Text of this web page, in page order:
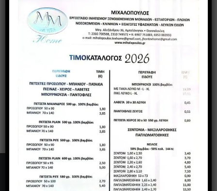
Γιάννης & Δημήτρης Μιχαλόπουλος